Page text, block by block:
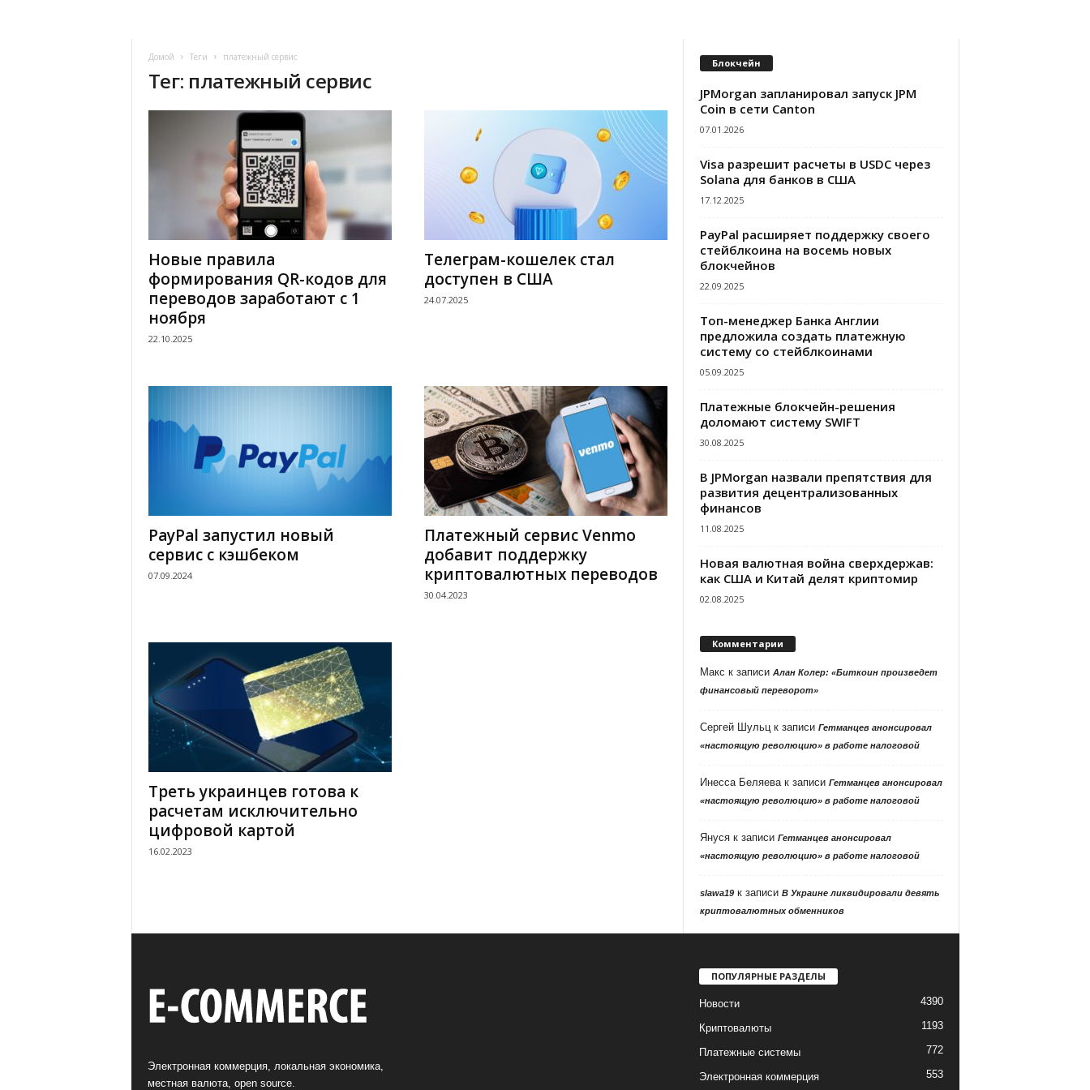
Домой Теги платежный сервис
Тег: платежный сервис
Новые правила
формирования QR-кодов для
переводов заработают с 1
ноября
22.10.2025
Телеграм-кошелек стал
доступен в США
24.07.2025
PayPal запустил новый
сервис с кэшбеком
07.09.2024
Платежный сервис Venmo
добавит поддержку
криптовалютных переводов
30.04.2023
Треть украинцев готова к
расчетам исключительно
цифровой картой
16.02.2023
Блокчейн
JPMorgan запланировал запуск JPM
Coin в сети Canton
07.01.2026
Visa разрешит расчеты в USDC через
Solana для банков в США
17.12.2025
PayPal расширяет поддержку своего
стейблкоина на восемь новых
блокчейнов
22.09.2025
Топ-менеджер Банка Англии
предложила создать платежную
систему со стейблкоинами
05.09.2025
Платежные блокчейн-решения
доломают систему SWIFT
30.08.2025
В JPMorgan назвали препятствия для
развития децентрализованных
финансов
11.08.2025
Новая валютная война сверхдержав:
как США и Китай делят криптомир
02.08.2025
Комментарии
Макс к записи Алан Колер: «Биткоин произведет
финансовый переворот»
Сергей Шульцк записи Гетманцев анонсировал
«настоящую революцию» в работе налоговой
Инесса Беляевак записи Гетманцев анонсировал
«настоящую революцию» в работе налоговой
Янусяк записи Гетманцев анонсировал
«настоящую революцию» в работе налоговой
slawa19к записи В Украине ликвидировали девять
криптовалютных обменников
Электронная коммерция, локальная экономика,
местная валюта, open source.
ПОПУЛЯРНЫЕ РАЗДЕЛЫ
Новости 4390
Криптовалюты 1193
Платежные системы 772
Электронная коммерция 553